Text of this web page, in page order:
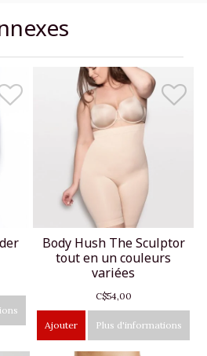
Body Hush The Sculptor
tout en un couleurs
variées
C$54,00
Ajouter Plus d'informations